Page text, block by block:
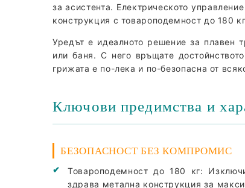
за асистента. Електрическото
конструкция с товароподемност до 180
Уредът е идеалното решение за плавен
или баня. С него връщате
грижата е по-лека и по-безопасна от
Ключови предимства и
БЕЗОПАСНОСТ БЕЗ КОМПРОМИС
Товароподемност до 180 кг:
здрава метална конструкция за